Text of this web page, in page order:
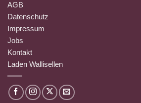
AGB
Datenschutz
Impressum
Jobs
Kontakt
Laden Wallisellen